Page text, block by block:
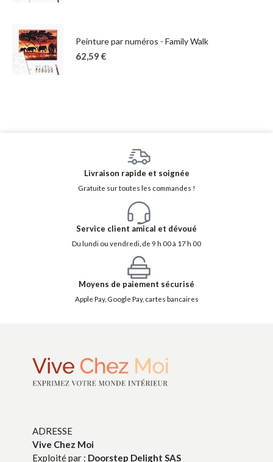
Peinture par numéros - Family Walk
62,59 €
Livraison rapide et soignée
Gratuite sur toutes les commandes !
Service client amical et dévoué
Du lundi ou vendredi, de 9 h 00 à 17 h 00
Moyens de paiement sécurisé
Apple Pay, Google Pay, cartes bancaires
ADRESSE
Vive Chez Moi
Exploité par : Doorstep Delight SAS